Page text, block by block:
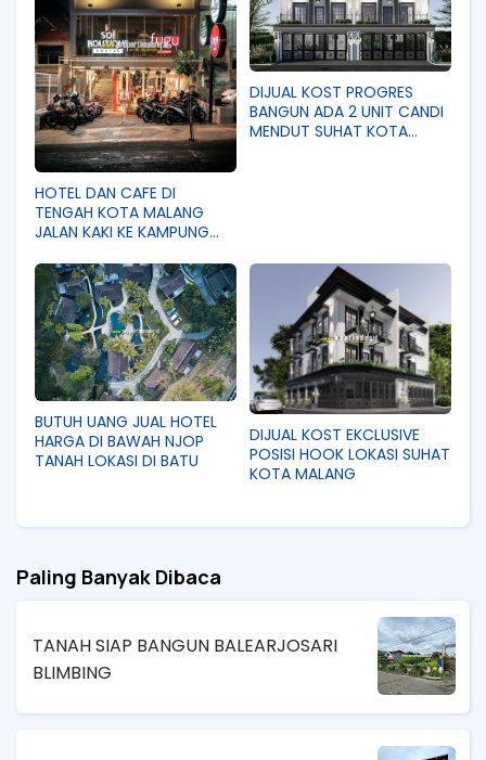
HOTEL DAN CAFE DI
TENGAH KOTA MALANG
JALAN KAKI KE KAMPUNG
DIJUAL KOST PROGRES
BANGUN ADA 2 UNIT CANDI
MENDUT SUHAT KOTA
BUTUH UANG JUAL HOTEL
HARGA DI BAWAH NJOP
TANAH LOKASI DI BATU
DIJUAL KOST EKCLUSIVE
POSISI HOOK LOKASI SUHAT
KOTA MALANG
Paling Banyak Dibaca
TANAH SIAP BANGUN BALEARJOSARI
BLIMBING